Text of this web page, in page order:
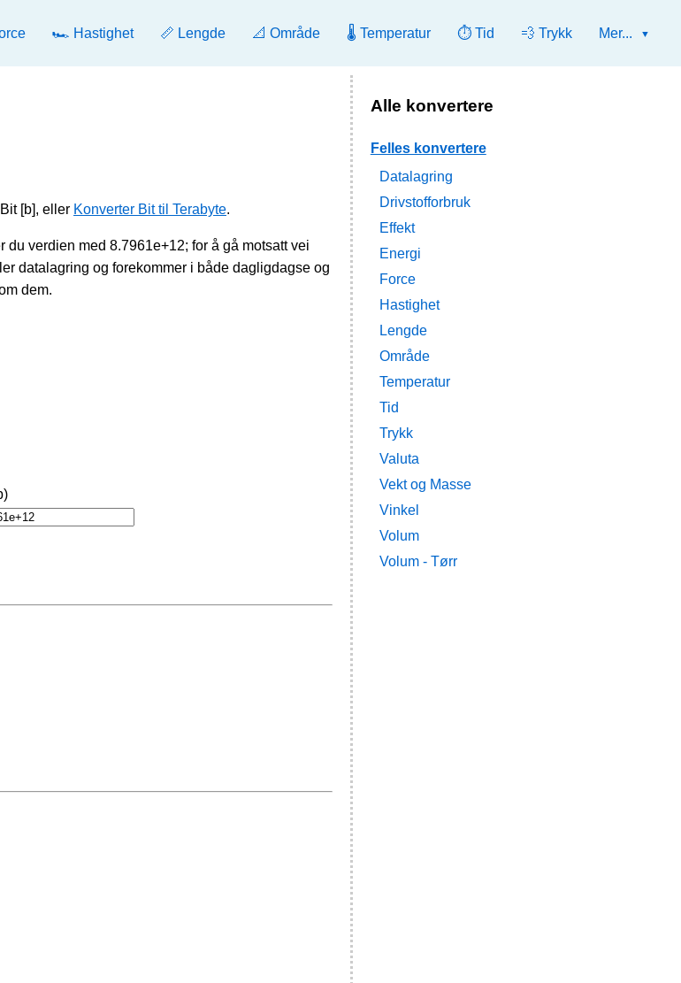
🏎️ Hastighet 📏 Lengde 📐 Område 🌡️ Temperatur ⏱️ Tid 💨 Trykk Mer...
[b], eller Konverter Bit til Terabyte.
verdien med 8.7961e+12; for å gå motsatt vei
datalagring og forekommer i både dagligdagse og
dem.
Alle konvertere
Felles konvertere
Datalagring
Drivstofforbruk
Effekt
Energi
Force
Hastighet
Lengde
Område
Temperatur
Tid
Trykk
Valuta
Vekt og Masse
Vinkel
Volum
Volum - Tørr